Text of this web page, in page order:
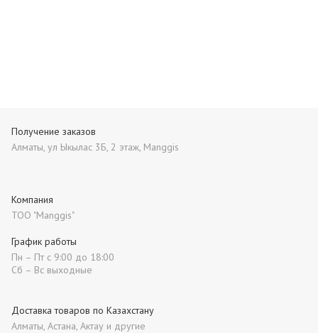
Получение заказов
Алматы, ул Ыкылас 3Б, 2 этаж, Manggis
Компания
ТОО "Manggis"
Доставка товаров по Казахстану
Алматы, Астана, Актау и другие
График работы
Пн – Пт с 9:00 до 18:00
Сб – Вс выходные